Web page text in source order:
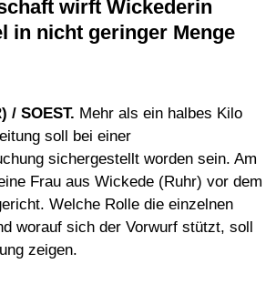
wirft Wickederin
in nicht geringer Menge
/ SOEST. Mehr als ein halbes Kilo
soll bei einer
sichergestellt worden sein. Am
Frau aus Wickede (Ruhr) vor dem
Welche Rolle die einzelnen
worauf sich der Vorwurf stützt, soll
zeigen.